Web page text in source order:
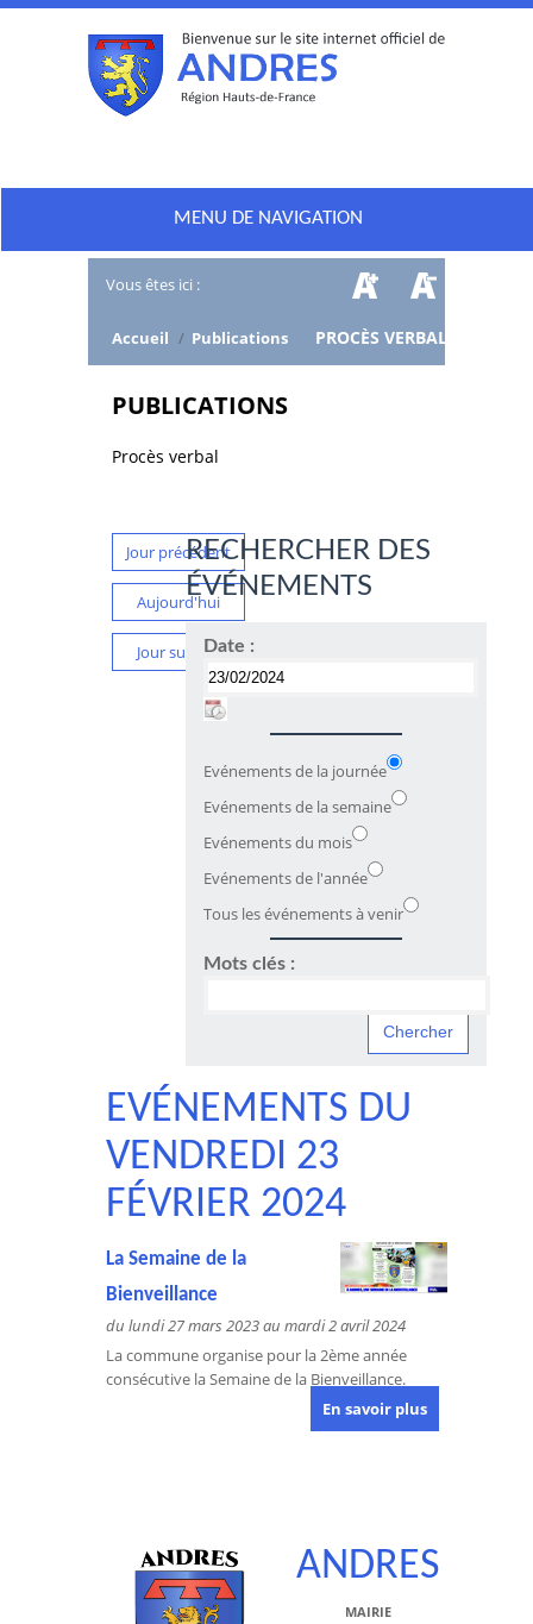
MENU DE NAVIGATION
Vous êtes ici :
Accueil / Publications PROCÈS VERBAL
PUBLICATIONS
Procès verbal
Jour précédent
Aujourd'hui
Jour suivant
RECHERCHER DES
ÉVÉNEMENTS
Date :
Evénements de la journée
Evénements de la semaine
Evénements du mois
Evénements de l'année
Tous les événements à venir
Mots clés :
EVÉNEMENTS DU
VENDREDI 23
FÉVRIER 2024
La Semaine de la
Bienveillance
du lundi 27 mars 2023 au mardi 2 avril 2024
La commune organise pour la 2ème année
consécutive la Semaine de la Bienveillance.
En savoir plus
ANDRES
MAIRIE